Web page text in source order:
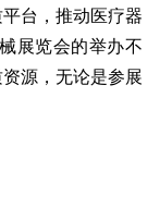
台，推动医疗器
展览会的举办不
源，无论是参展